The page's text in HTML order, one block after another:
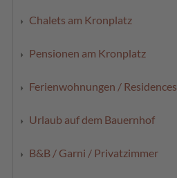
Chalets am Kronplatz
Pensionen am Kronplatz
Ferienwohnungen / Residences
Urlaub auf dem Bauernhof
B&B / Garni / Privatzimmer